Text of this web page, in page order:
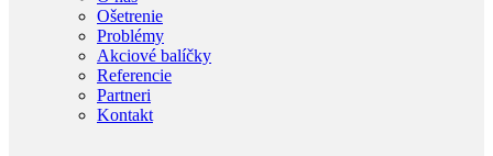
Ošetrenie
Problémy
Akciové balíčky
Referencie
Partneri
Kontakt